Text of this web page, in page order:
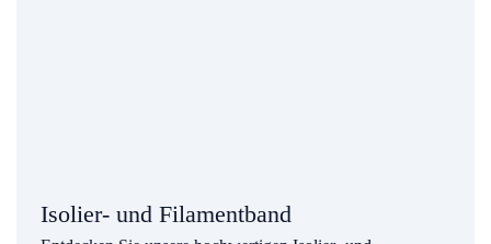
Isolier- und Filamentband